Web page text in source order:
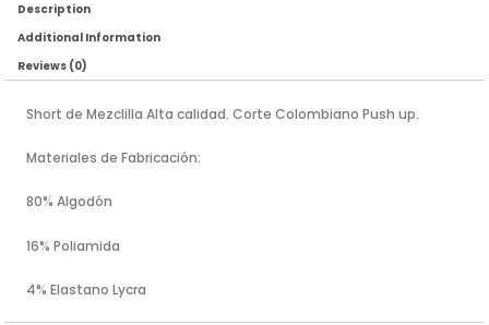
Description
Additional Information
Reviews (0)
Short de Mezclilla Alta calidad. Corte Colombiano Push up.
Materiales de Fabricación:
80% Algodón
16% Poliamida
4% Elastano Lycra